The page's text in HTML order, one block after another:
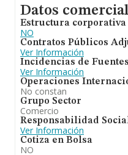
Datos
Estructura
NO
Contratos Públicos
Ver Información
Incidencias de
Ver Información
Operaciones
No constan
Grupo Sector
Comercio
Responsabilidad
Ver Información
Cotiza en Bolsa
NO